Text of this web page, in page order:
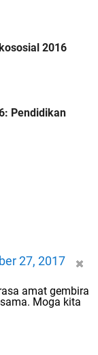
2016
Pendidikan
27, 2017
amat gembira
Moga kita